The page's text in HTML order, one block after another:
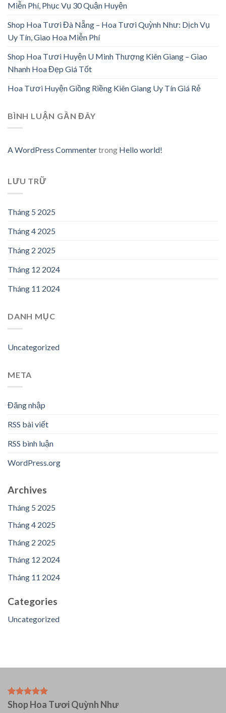
Miễn Phí, Phục Vụ 30 Quận Huyện
Shop Hoa Tươi Đà Nẵng – Hoa Tươi Quỳnh Như: Dịch Vụ
Uy Tín, Giao Hoa Miễn Phí
Shop Hoa Tươi Huyện U Minh Thượng Kiên Giang – Giao
Nhanh Hoa Đẹp Giá Tốt
Hoa Tươi Huyện Giồng Riềng Kiên Giang Uy Tín Giá Rẻ
BÌNH LUẬN GẦN ĐÂY
A WordPress Commentertrong Hello world!
LƯU TRỮ
Tháng 5 2025
Tháng 4 2025
Tháng 2 2025
Tháng 12 2024
Tháng 11 2024
DANH MỤC
Uncategorized
META
Đăng nhập
RSS bài viết
RSS bình luận
WordPress.org
Archives
Tháng 5 2025
Tháng 4 2025
Tháng 2 2025
Tháng 12 2024
Tháng 11 2024
Categories
Uncategorized
Shop Hoa Tươi Quỳnh Như